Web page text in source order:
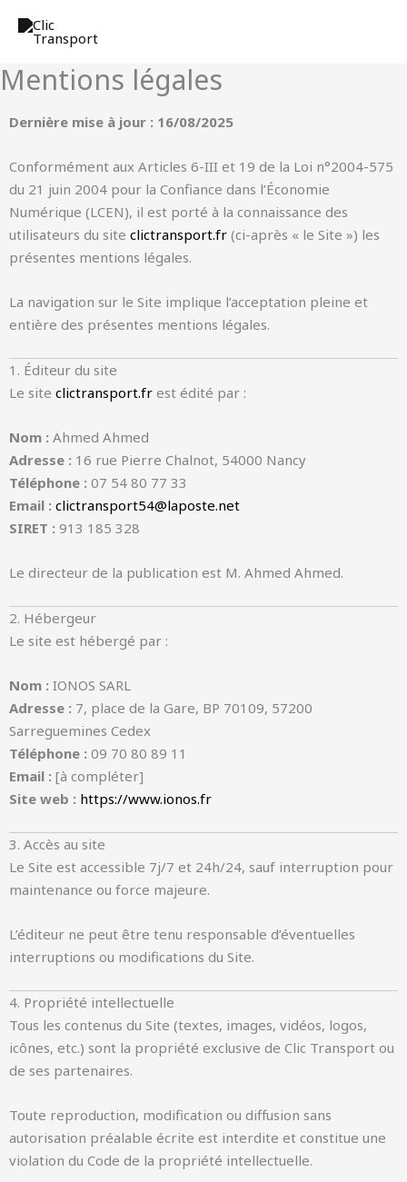
Mentions légales
Dernière mise à jour : 16/08/2025
Conformément aux Articles 6-III et 19 de la Loi n°2004-575
du 21 juin 2004 pour la Confiance dans l’Économie
Numérique (LCEN), il est porté à la connaissance des
utilisateurs du site clictransport.fr (ci-après « le Site ») les
présentes mentions légales.
La navigation sur le Site implique l’acceptation pleine et
entière des présentes mentions légales.
1. Éditeur du site
Le site clictransport.fr est édité par :
Nom : Ahmed Ahmed
Adresse : 16 rue Pierre Chalnot, 54000 Nancy
Téléphone : 07 54 80 77 33
Email : clictransport54@laposte.net
SIRET : 913 185 328
Le directeur de la publication est M. Ahmed Ahmed.
2. Hébergeur
Le site est hébergé par :
Nom : IONOS SARL
Adresse : 7, place de la Gare, BP 70109, 57200
Sarreguemines Cedex
Téléphone : 09 70 80 89 11
Email : [à compléter]
Site web : https://www.ionos.fr
3. Accès au site
Le Site est accessible 7j/7 et 24h/24, sauf interruption pour
maintenance ou force majeure.
L’éditeur ne peut être tenu responsable d’éventuelles
interruptions ou modifications du Site.
4. Propriété intellectuelle
Tous les contenus du Site (textes, images, vidéos, logos,
icônes, etc.) sont la propriété exclusive de Clic Transport ou
de ses partenaires.
Toute reproduction, modification ou diffusion sans
autorisation préalable écrite est interdite et constitue une
violation du Code de la propriété intellectuelle.